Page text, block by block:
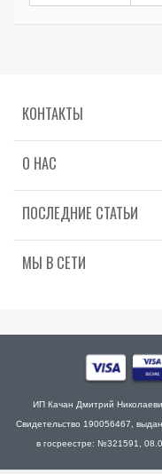
КОНТАКТЫ
О НАС
ПОСЛЕДНИЕ СТАТЬИ
МЫ В СЕТИ
ИП Качан Дмитрий
Свидетельство 190056467,
в госреестре: №321591,